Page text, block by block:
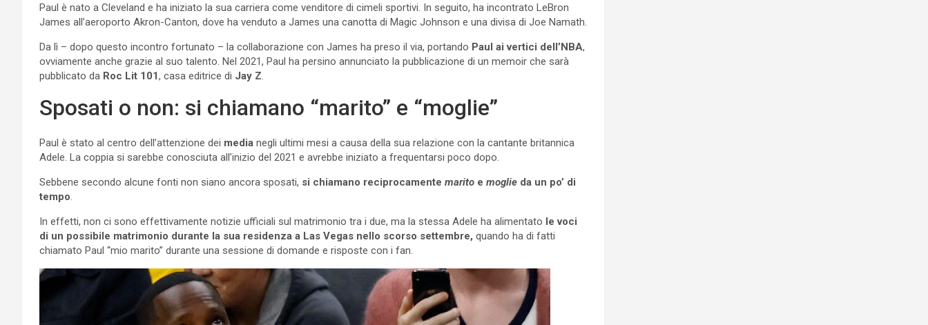
Paul è nato a Cleveland e ha iniziato la sua carriera come venditore di cimeli sportivi. In seguito, ha incontrato LeBron
James all’aeroporto Akron-Canton, dove ha venduto a James una canotta di Magic Johnson e una divisa di Joe Namath.
Da lì – dopo questo incontro fortunato – la collaborazione con James ha preso il via, portando Paul ai vertici dell’NBA,
ovviamente anche grazie al suo talento. Nel 2021, Paul ha persino annunciato la pubblicazione di un memoir che sarà
pubblicato da Roc Lit 101, casa editrice di Jay Z
Sposati o non: si chiamano “marito” e “moglie”
Paul è stato al centro dell’attenzione dei media negli ultimi mesi a causa della sua relazione con la cantante britannica
Adele. La coppia si sarebbe conosciuta all’inizio del 2021 e avrebbe iniziato a frequentarsi poco dopo.
Sebbene secondo alcune fonti non siano ancora sposati, si chiamano reciprocamente marito e moglie da un po’ di
tempo
In effetti, non ci sono effettivamente notizie ufficiali sul matrimonio tra i due, ma la stessa Adele ha alimentato le voci
di un possibile matrimonio durante la sua residenza a Las Vegas nello scorso settembre, quando ha di fatti
chiamato Paul “mio marito” durante una sessione di domande e risposte con i fan.